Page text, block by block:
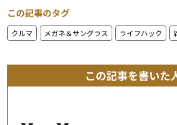
この記事のタグ
クルマ メガネ＆サングラス ライフハック
この記事を書いた